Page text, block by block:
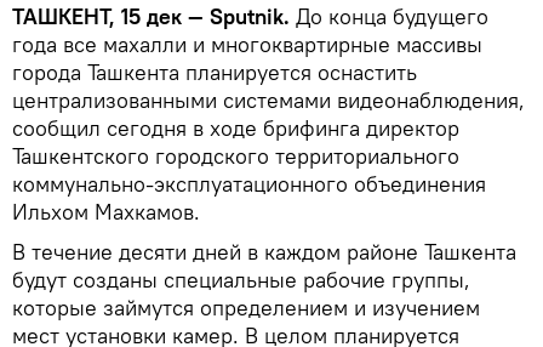
ТАШКЕНТ, 15 дек — Sputnik. До конца будущего
года все махалли и многоквартирные массивы
города Ташкента планируется оснастить
централизованными системами видеонаблюдения,
сообщил сегодня в ходе брифинга директор
Ташкентского городского территориального
коммунально-эксплуатационного объединения
Ильхом Махкамов.
В течение десяти дней в каждом районе Ташкента
будут созданы специальные рабочие группы,
которые займутся определением и изучением
мест установки камер. В целом планируется